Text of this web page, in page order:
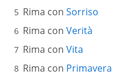
Rima con Sorriso
Rima con Verità
Rima con Vita
Rima con Primavera